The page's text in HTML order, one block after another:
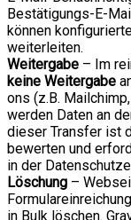
Bestätigungs-E-
können
weiterleiten.
Weitergabe – Im
keine Weitergabe
ons (z.B.
werden Daten an
dieser Transfer ist
bewerten und
in der
Löschung –
in Bulk löschen.